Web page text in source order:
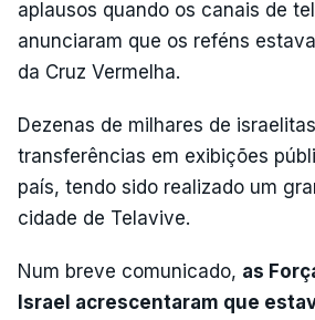
aplausos quando os canais de
anunciaram que os reféns
da Cruz Vermelha.
Dezenas de milhares de
transferências em exibições
país, tendo sido realizado um
cidade de Telavive.
Num breve comunicado, as
Israel acrescentaram que